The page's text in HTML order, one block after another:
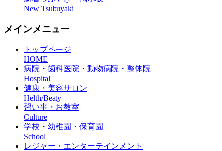
New Tsubuyaki
メインメニュー
トップページ
HOME
病院・歯科医院・動物病院・整体院
Hospital
健康・美容サロン
Helth/Beaty
習い事・お教室
Culture
学校・幼稚園・保育園
School
レジャー・エンターテインメント